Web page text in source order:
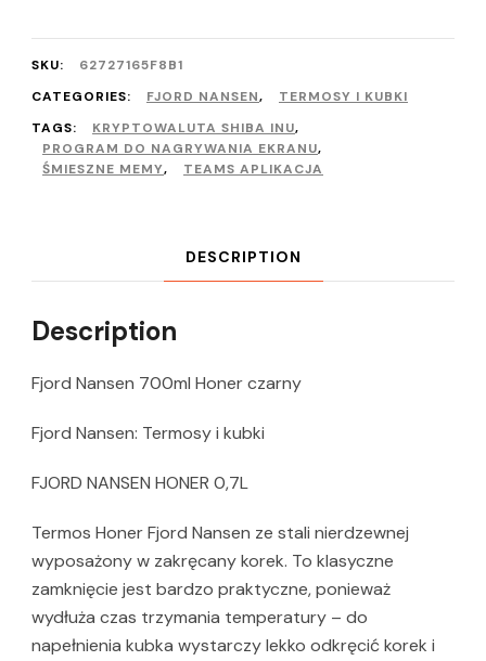
SKU:
62727165F8B1
CATEGORIES:
FJORD NANSEN,
TERMOSY I KUBKI
TAGS:
KRYPTOWALUTA SHIBA INU,
PROGRAM DO NAGRYWANIA EKRANU,
ŚMIESZNE MEMY, TEAMS APLIKACJA
DESCRIPTION
Description
Fjord Nansen 700ml Honer czarny
Fjord Nansen: Termosy i kubki
FJORD NANSEN HONER 0,7L
Termos Honer Fjord Nansen ze stali nierdzewnej
wyposażony w zakręcany korek. To klasyczne
zamknięcie jest bardzo praktyczne, ponieważ
wydłuża czas trzymania temperatury – do
napełnienia kubka wystarczy lekko odkręcić korek i